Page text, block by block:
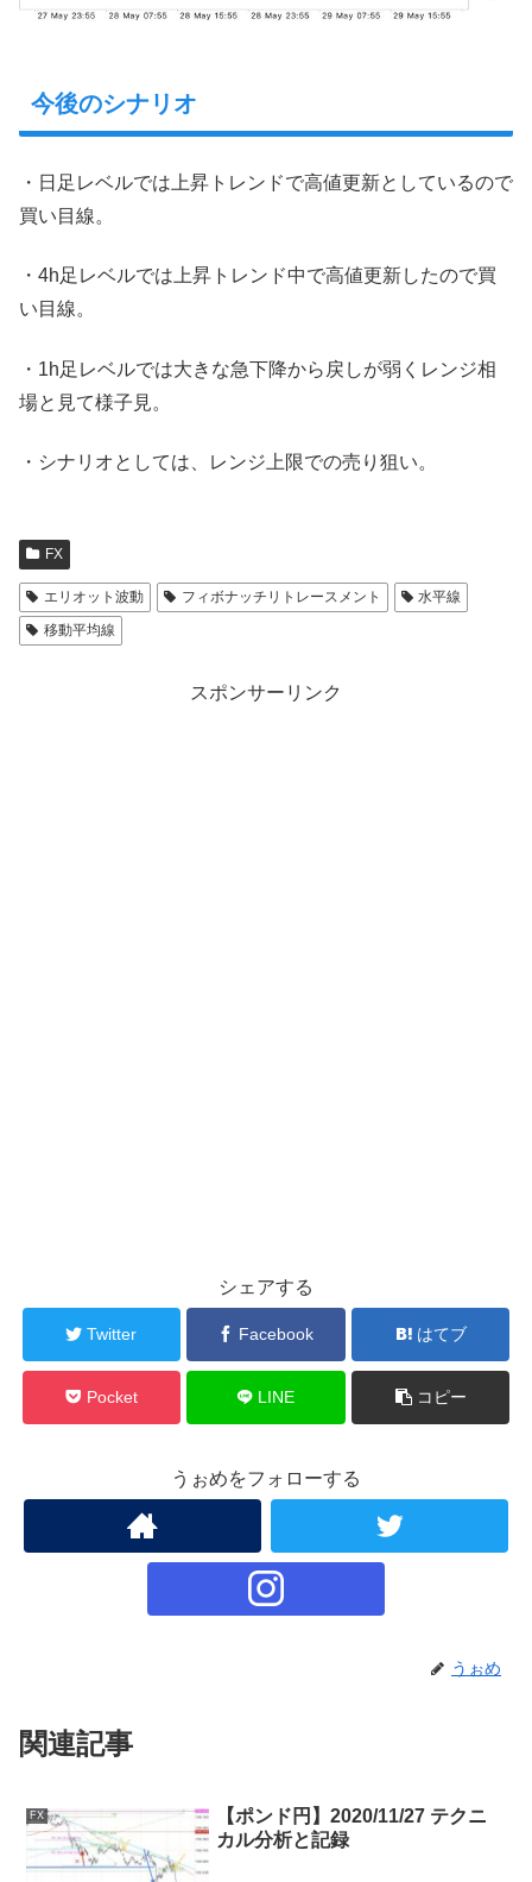
今後のシナリオ
・日足レベルでは上昇トレンドで高値更新としているので
買い目線。
・4h足レベルでは上昇トレンド中で高値更新したので買
い目線。
・1h足レベルでは大きな急下降から戻しが弱くレンジ相
場と見て様子見。
・シナリオとしては、レンジ上限での売り狙い。
FX
エリオット波動 フィボナッチリトレースメント
水平線
移動平均線
スポンサーリンク
シェアする
Twitter Facebook はてブ
Pocket LINE コピー
うぉめをフォローする
うぉめ
関連記事
FX
【ポンド円】2020/11/27 テクニ
カル分析と記録